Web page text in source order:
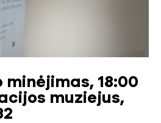
minėjimas, 18:00
muziejus,